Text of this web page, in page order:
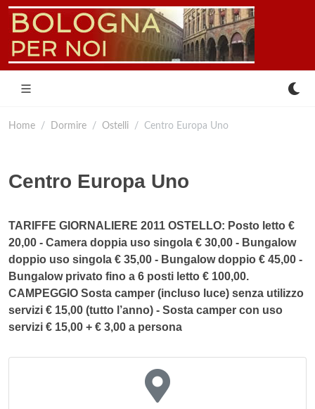
Home Dormire Ostelli Centro Europa Uno
Centro Europa Uno
TARIFFE GIORNALIERE 2011 OSTELLO: Posto letto €
20,00 - Camera doppia uso singola € 30,00 - Bungalow
doppio uso singola € 35,00 - Bungalow doppio € 45,00 -
Bungalow privato fino a 6 posti letto € 100,00.
CAMPEGGIO Sosta camper (incluso luce) senza utilizzo
servizi € 15,00 (tutto l’anno) - Sosta camper con uso
servizi € 15,00 + € 3,00 a persona